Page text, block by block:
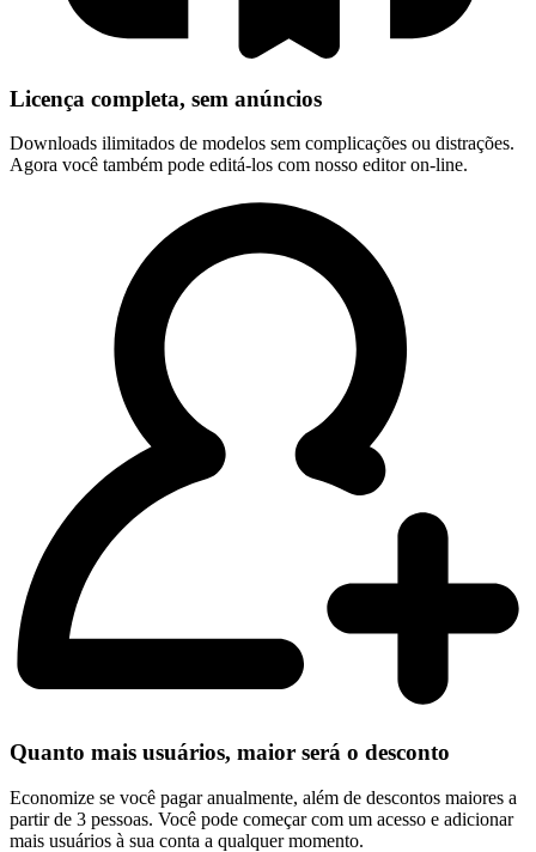
Licença completa, sem anúncios
Downloads ilimitados de modelos sem complicações ou distrações.
Agora você também pode editá-los com nosso editor on-line.
Quanto mais usuários, maior será o desconto
Economize se você pagar anualmente, além de descontos maiores a
partir de 3 pessoas. Você pode começar com um acesso e adicionar
mais usuários à sua conta a qualquer momento.